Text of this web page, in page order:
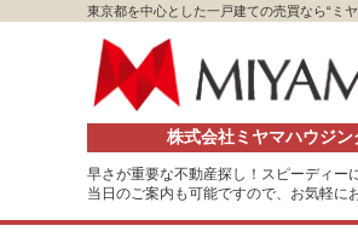
東京都を中心とした一戸建ての売買なら“ミ
株式会社ミヤマハウジ
早さが重要な不動産探し！スピーディー
当日のご案内も可能ですので、お気軽に